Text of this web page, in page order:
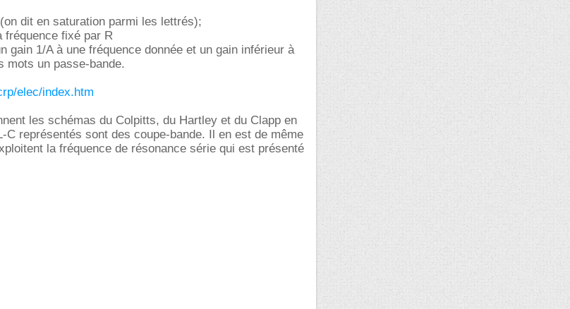
dit en saturation parmi les lettrés);
fréquence fixé par R
gain 1/A à une fréquence donnée et un gain inférieur à
mots un passe-bande.
elec/index.htm
les schémas du Colpitts, du Hartley et du Clapp en
C représentés sont des coupe-bande. Il en est de même
la fréquence de résonance série qui est présenté